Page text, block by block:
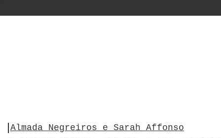
Almada Negreiros e Sarah Affonso